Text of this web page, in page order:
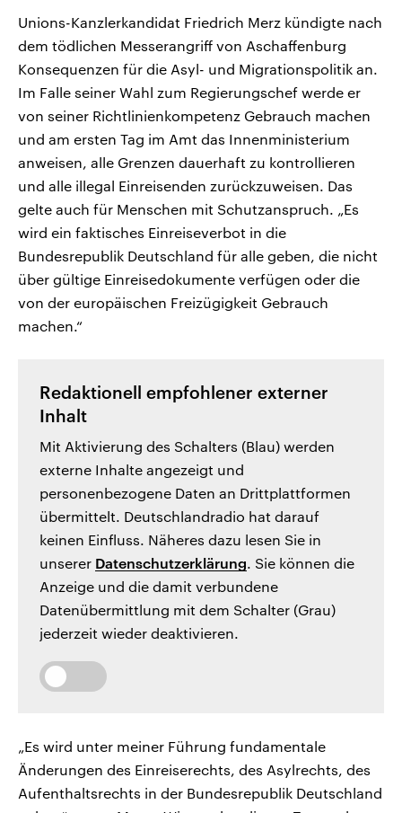
Unions-Kanzlerkandidat Friedrich Merz kündigte nach
dem tödlichen Messerangriff von Aschaffenburg
Konsequenzen für die Asyl- und Migrationspolitik an.
Im Falle seiner Wahl zum Regierungschef werde er
von seiner Richtlinienkompetenz Gebrauch machen
und am ersten Tag im Amt das Innenministerium
anweisen, alle Grenzen dauerhaft zu kontrollieren
und alle illegal Einreisenden zurückzuweisen. Das
gelte auch für Menschen mit Schutzanspruch. „Es
wird ein faktisches Einreiseverbot in die
Bundesrepublik Deutschland für alle geben, die nicht
über gültige Einreisedokumente verfügen oder die
von der europäischen Freizügigkeit Gebrauch
machen.“
Redaktionell empfohlener externer
Inhalt
Mit Aktivierung des Schalters (Blau) werden
externe Inhalte angezeigt und
personenbezogene Daten an Drittplattformen
übermittelt. Deutschlandradio hat darauf
keinen Einfluss. Näheres dazu lesen Sie in
unserer Datenschutzerklärung. Sie können die
Anzeige und die damit verbundene
Datenübermittlung mit dem Schalter (Grau)
jederzeit wieder deaktivieren.
„Es wird unter meiner Führung fundamentale
Änderungen des Einreiserechts, des Asylrechts, des
Aufenthaltsrechts in der Bundesrepublik Deutschland